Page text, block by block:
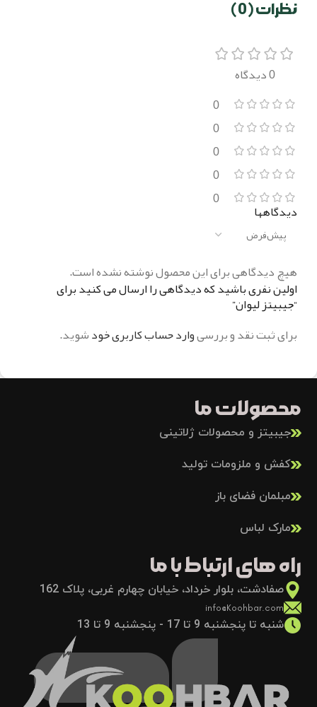
نظرات (0)
0 دیدگاه
0
0
0
0
0
دیدگاهها
هیچ دیدگاهی برای این محصول نوشته نشده است.
اولین نفری باشید که دیدگاهی را ارسال می کنید برای
“جيبيتز ليوان”
برای ثبت نقد و بررسیوارد حساب کاربری خودشوید.
محصولات ما
جیبیتز و محصولات ژلاتینی
کفش و ملزومات تولید
مبلمان فضای باز
مارک لباس
راه های ارتباط با ما
صفادشت، بلوار خرداد، خیابان چهارم غربی، پلاک 162
info@Koohbar.com
شنبه تا پنجشنبه 9 تا 17 - پنجشنبه 9 تا 13